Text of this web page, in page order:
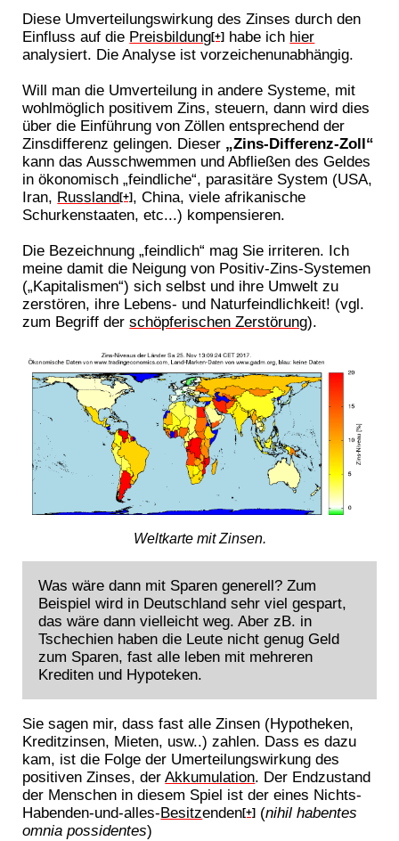
Diese Umverteilungswirkung des Zinses durch den
Einfluss auf die Preisbildung[+] habe ich hier
analysiert. Die Analyse ist vorzeichenunabhängig.
Will man die Umverteilung in andere Systeme, mit
wohlmöglich positivem Zins, steuern, dann wird dies
über die Einführung von Zöllen entsprechend der
Zinsdifferenz gelingen. Dieser „Zins-Differenz-Zoll“
kann das Ausschwemmen und Abfließen des Geldes
in ökonomisch „feindliche“, parasitäre System (USA,
Iran, Russland[+], China, viele afrikanische
Schurkenstaaten, etc...) kompensieren.
Die Bezeichnung „feindlich“ mag Sie irriteren. Ich
meine damit die Neigung von Positiv-Zins-Systemen
(„Kapitalismen“) sich selbst und ihre Umwelt zu
zerstören, ihre Lebens- und Naturfeindlichkeit! (vgl.
zum Begriff derschöpferischen Zerstörung).
Weltkarte mit Zinsen.
Was wäre dann mit Sparen generell? Zum
Beispiel wird in Deutschland sehr viel gespart,
das wäre dann vielleicht weg. Aber zB. in
Tschechien haben die Leute nicht genug Geld
zum Sparen, fast alle leben mit mehreren
Krediten und Hypoteken.
Sie sagen mir, dass fast alle Zinsen (Hypotheken,
Kreditzinsen, Mieten, usw..) zahlen. Dass es dazu
kam, ist die Folge der Umerteilungswirkung des
positiven Zinses, derAkkumulation. Der Endzustand
der Menschen in diesem Spiel ist der eines Nichts-
Habenden-und-alles-Besitzenden[+] (nihil habentes
omnia possidentes)